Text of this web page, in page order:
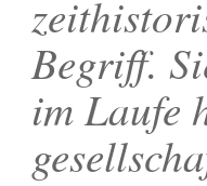
Begriff.
im Laufe